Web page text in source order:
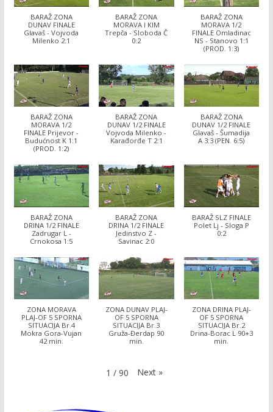
BARAŽ ZONA
DUNAV FINALE
Glavaš - Vojvoda
Milenko 2:1
BARAŽ ZONA
MORAVA I KIM
Trepča - Sloboda Č
0:2
BARAŽ ZONA
MORAVA 1/2
FINALE Omladinac
NS - Stanovo 1:1
(PROD. 1:3)
BARAŽ ZONA
MORAVA 1/2
FINALE Prijevor -
Budućnost K 1:1
(PROD. 1:2)
BARAŽ ZONA
DUNAV 1/2 FINALE
Vojvoda Milenko -
Karađorđe T 2:1
BARAŽ ZONA
DUNAV 1/2 FINALE
Glavaš - Šumadija
A 3:3 (PEN. 6:5)
BARAŽ ZONA
DRINA 1/2 FINALE
Zadrugar L -
Crnokosa 1:5
BARAŽ ZONA
DRINA 1/2 FINALE
Jedinstvo Z -
Savinac 2:0
BARAŽ SLZ FINALE
Polet Lj - Sloga P
0:2
ZONA MORAVA
PLAJ-OF 5 SPORNA
SITUACIJA Br.4
Mokra Gora-Vujan
42 min.
ZONA DUNAV PLAJ-
OF 5 SPORNA
SITUACIJA Br.3
Gruža-Đerdap 90
min.
ZONA DRINA PLAJ-
OF 5 SPORNA
SITUACIJA Br.2
Drina-Borac L 90+3
min.
1 / 90 Next »